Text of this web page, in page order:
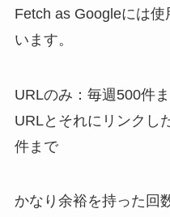
Fetch as Googleには
います。
URLのみ：毎週500件
URLとそれにリンクし
件まで
かなり余裕を持った回